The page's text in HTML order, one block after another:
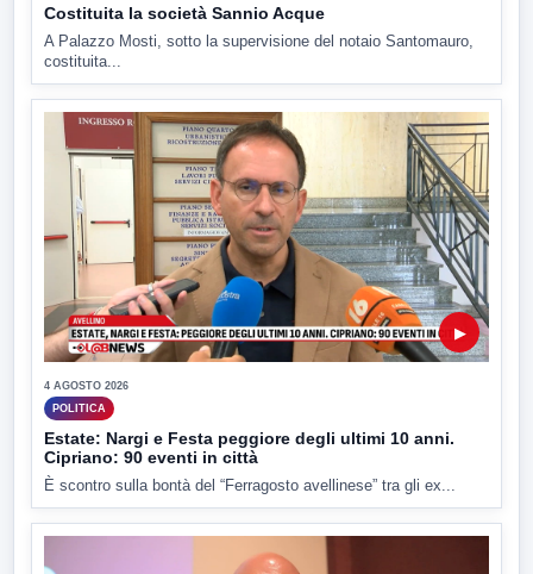
Costituita la società Sannio Acque
A Palazzo Mosti, sotto la supervisione del notaio Santomauro,
costituita...
▶
4 AGOSTO 2026
POLITICA
Estate: Nargi e Festa peggiore degli ultimi 10 anni.
Cipriano: 90 eventi in città
È scontro sulla bontà del “Ferragosto avellinese” tra gli ex...